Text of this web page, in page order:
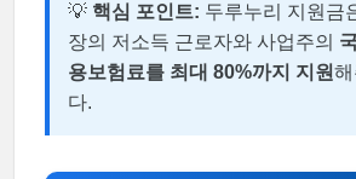
💡 핵심 포인트: 두루누리 지원금
장의 저소득 근로자와 사업주의
용보험료를 최대 80%까지 지원
다.